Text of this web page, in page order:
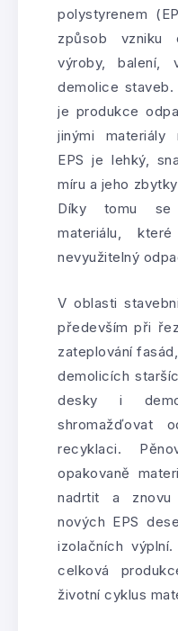
polystyrenem
způsob vzniku
výroby, balení,
demolice
je produkce
jinými materiály
EPS je lehký,
míru a jeho
Díky tomu se
materiálu,
nevyužitelný
V oblasti
především při
zateplování
demolicích
desky i
shromažďovat
recyklaci.
opakovaně
nadrtit a
nových EPS
izolačních
celková
životní cyklus